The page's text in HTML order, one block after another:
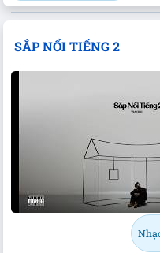
SẮP NỔI TIẾNG 2